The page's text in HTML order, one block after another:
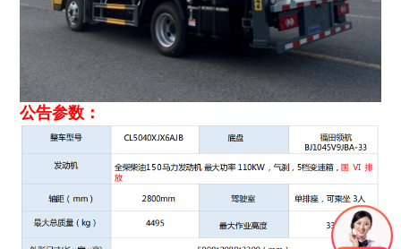
公告参数：